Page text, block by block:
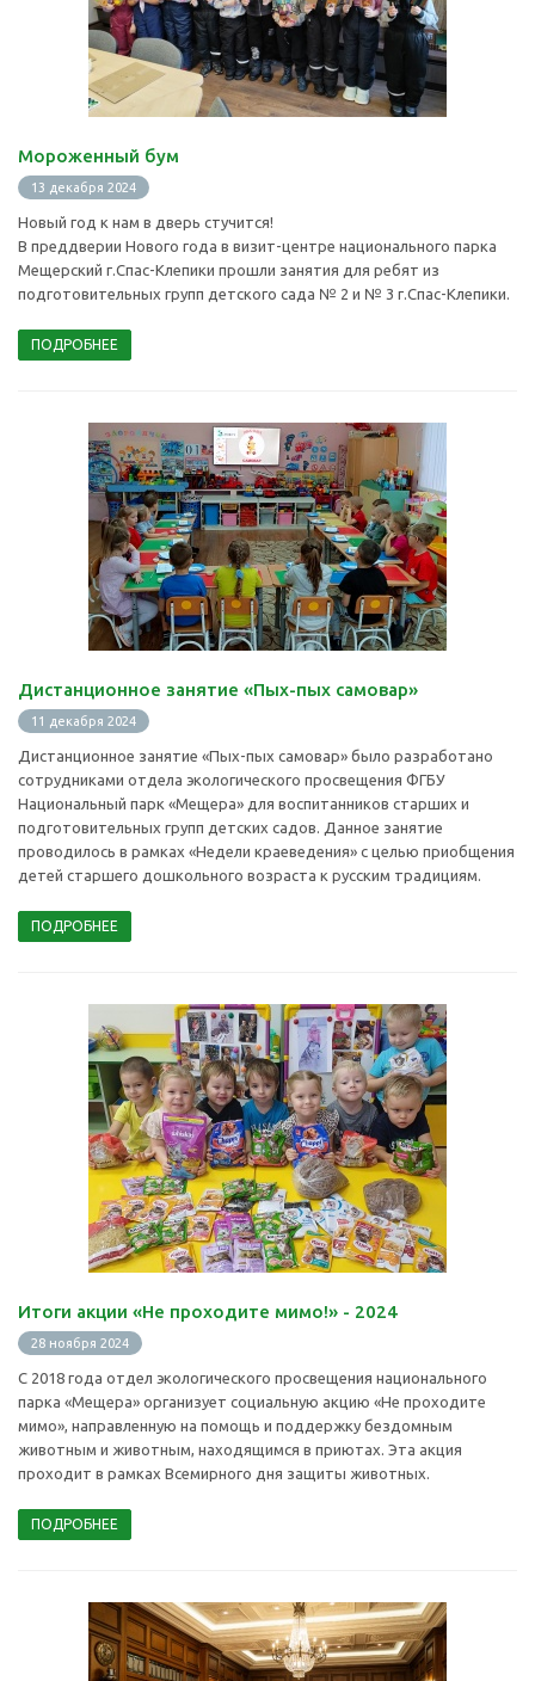
Мороженный бум
13 декабря 2024
Новый год к нам в дверь стучится!
В преддверии Нового года в визит-центре национального парка
Мещерский г.Спас-Клепики прошли занятия для ребят из
подготовительных групп детского сада № 2 и № 3 г.Спас-Клепики.
ПОДРОБНЕЕ
Дистанционное занятие «Пых-пых самовар»
11 декабря 2024
Дистанционное занятие «Пых-пых самовар» было разработано
сотрудниками отдела экологического просвещения ФГБУ
Национальный парк «Мещера» для воспитанников старших и
подготовительных групп детских садов. Данное занятие
проводилось в рамках «Недели краеведения» с целью приобщения
детей старшего дошкольного возраста к русским традициям.
ПОДРОБНЕЕ
Итоги акции «Не проходите мимо!» - 2024
28 ноября 2024
С 2018 года отдел экологического просвещения национального
парка «Мещера» организует социальную акцию «Не проходите
мимо», направленную на помощь и поддержку бездомным
животным и животным, находящимся в приютах. Эта акция
проходит в рамках Всемирного дня защиты животных.
ПОДРОБНЕЕ